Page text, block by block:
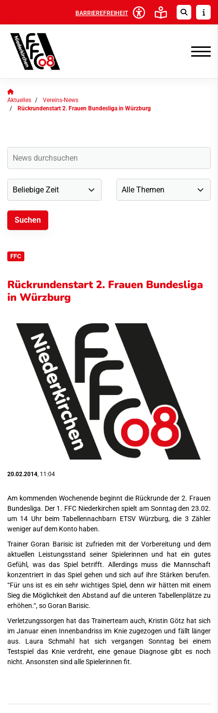
BARRIEREFREIHEIT
Aktuelles
Vereins-News
Rückrundenstart 2. Frauen Bundesliga in Würzburg
FFC
Rückrundenstart 2. Frauen Bundesliga
in Würzburg
20.02.2014 , 11:04
Am kommenden Wochenende beginnt die Rückrunde der 2. Frauen
Bundesliga. Der 1. FFC Niederkirchen spielt am Sonntag den 23.02.
um 14 Uhr beim Tabellennachbarn ETSV Würzburg, die 3 Zähler
weniger auf dem Konto haben.
Trainer Goran Barisic ist zufrieden mit der Vorbereitung und dem
aktuellen Leistungsstand seiner Spielerinnen und hat ein gutes
Gefühl, was das Spiel betrifft. Allerdings muss die Mannschaft
konzentriert in das Spiel gehen und sich auf ihre Stärken berufen.
“Für uns ist es ein sehr wichtiges Spiel, denn wir hätten mit einem
Sieg die Möglichkeit den Abstand auf die unteren Tabellenplätze zu
erhöhen.“, so Goran Barisic.
Verletzungssorgen hat das Trainerteam auch, Kristin Götz hat sich
im Januar einen Innenbandriss im Knie zugezogen und fällt länger
aus. Laura Schmahl hat sich vergangen Sonntag bei einem
Testspiel das Knie verdreht, eine genaue Diagnose gibt es noch
nicht. Ansonsten sind alle Spielerinnen fit.